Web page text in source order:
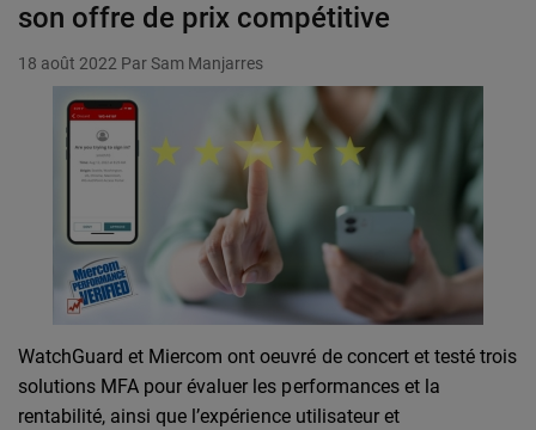
son offre de prix compétitive
18 août 2022 Par Sam Manjarres
WatchGuard et Miercom ont oeuvré de concert et testé trois
solutions MFA pour évaluer les performances et la
rentabilité, ainsi que l’expérience utilisateur et